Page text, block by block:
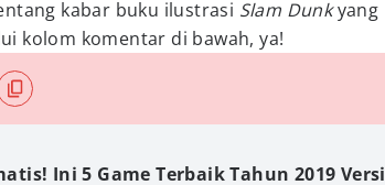
kabar buku ilustrasi Slam Dunkyang
kolom komentar di bawah, ya!
Ini 5 Game Terbaik Tahun 2019 Versi